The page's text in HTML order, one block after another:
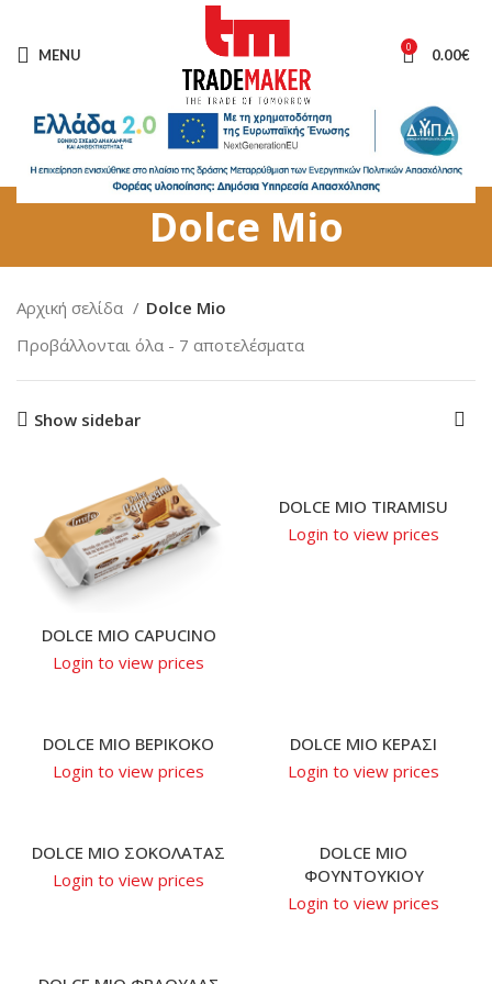
MENU 0 0.00€
Dolce Mio
Αρχική σελίδα
Dolce Mio
Προβάλλονται όλα - 7 αποτελέσματα
Show sidebar
DOLCE MIO CAPUCINO
Login to view prices
DOLCE MIO TIRAMISU
Login to view prices
DOLCE MIO ΒΕΡΙΚΟΚΟ
Login to view prices
DOLCE MIO ΚΕΡΑΣΙ
Login to view prices
DOLCE MIO ΣΟΚΟΛΑΤΑΣ
Login to view prices
DOLCE MIO
ΦΟΥΝΤΟΥΚΙΟΥ
Login to view prices